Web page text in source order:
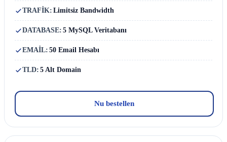
TRAFİK: Limitsiz Bandwidth
DATABASE: 5 MySQL Veritabanı
EMAİL: 50 Email Hesabı
TLD: 5 Alt Domain
Nu bestellen